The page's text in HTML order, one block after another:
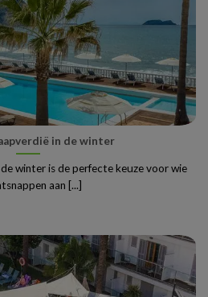
in de winter
winter is de perfecte keuze voor wie
aan [...]